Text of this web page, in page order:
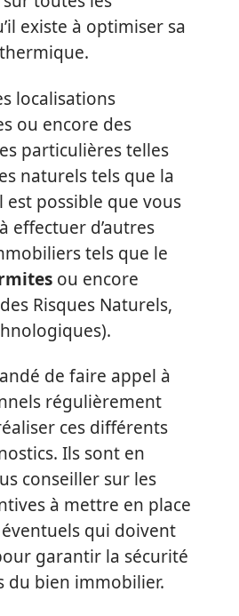
existe à optimiser sa
localisations
ou encore des
particulières telles
naturels tels que la
est possible que vous
effectuer d’autres
tels que le
ou encore
des Risques Naturels,
de faire appel à
régulièrement
ces différents
Ils sont en
conseiller sur les
à mettre en place
qui doivent
garantir la sécurité
du bien immobilier.